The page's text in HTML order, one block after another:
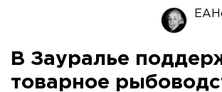
В Зауралье
товарное